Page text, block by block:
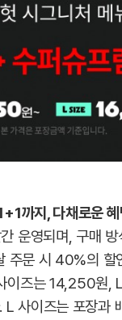
까지, 다채로운 혜
운영되며, 구매
문 시 40%의 할
이즈는 14,250원,
사이즈는 포장과